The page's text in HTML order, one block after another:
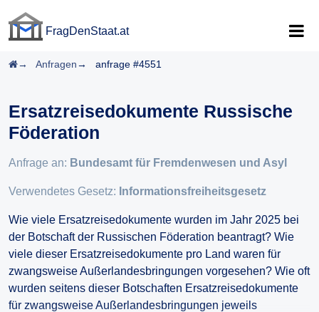
FragDenStaat.at
Startseite
Anfragen anfrage #4551
Ersatzreisedokumente Russische
Föderation
Anfrage an: Bundesamt für Fremdenwesen und Asyl
Verwendetes Gesetz: Informationsfreiheitsgesetz
Wie viele Ersatzreisedokumente wurden im Jahr 2025 bei
der Botschaft der Russischen Föderation beantragt? Wie
viele dieser Ersatzreisedokumente pro Land waren für
zwangsweise Außerlandesbringungen vorgesehen? Wie oft
wurden seitens dieser Botschaften Ersatzreisedokumente
für zwangsweise Außerlandesbringungen jeweils